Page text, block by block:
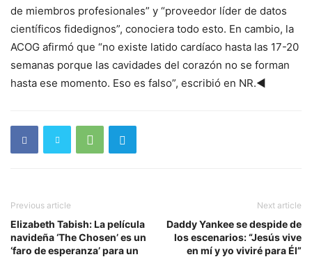
de miembros profesionales” y “proveedor líder de datos
científicos fidedignos”, conociera todo esto. En cambio, la
ACOG afirmó que “no existe latido cardíaco hasta las 17-20
semanas porque las cavidades del corazón no se forman
hasta ese momento. Eso es falso”, escribió en NR.◄
Previous article
Elizabeth Tabish: La película
navideña ‘The Chosen’ es un
‘faro de esperanza’ para un
Next article
Daddy Yankee se despide de
los escenarios: “Jesús vive
en mí y yo viviré para Él”